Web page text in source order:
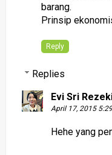
barang.
Prinsip
Reply
Replies
Evi Sri
April 17, 2015
Hehe yang